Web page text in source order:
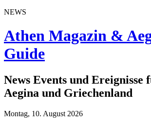
NEWS
Athen Magazin &
Guide
News Events und Ereignisse
Aegina und Griechenland
Montag, 10. August 2026